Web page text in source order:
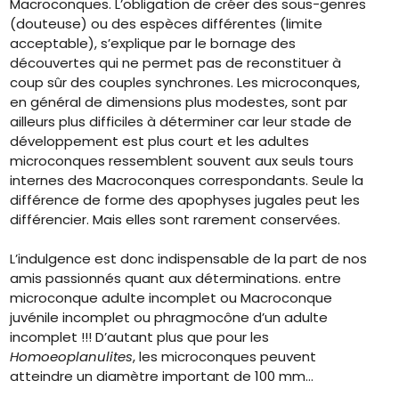
Macroconques. L’obligation de créer des sous-genres
(douteuse) ou des espèces différentes (limite
acceptable), s’explique par le bornage des
découvertes qui ne permet pas de reconstituer à
coup sûr des couples synchrones. Les microconques,
en général de dimensions plus modestes, sont par
ailleurs plus difficiles à déterminer car leur stade de
développement est plus court et les adultes
microconques ressemblent souvent aux seuls tours
internes des Macroconques correspondants. Seule la
différence de forme des apophyses jugales peut les
différencier. Mais elles sont rarement conservées.
L’indulgence est donc indispensable de la part de nos
amis passionnés quant aux déterminations. entre
microconque adulte incomplet ou Macroconque
juvénile incomplet ou phragmocône d’un adulte
incomplet !!! D’autant plus que pour les
Homoeoplanulites, les microconques peuvent
atteindre un diamètre important de 100 mm…